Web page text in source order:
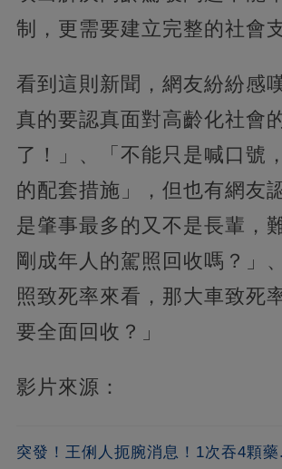
制，更需要建立完整的社會
看到這則新聞，網友紛紛感
真的要認真面對高齡化社會
了！」、「不能只是喊口號
的配套措施」，但也有網友
是肇事最多的又不是長輩，
剛成年人的駕照回收嗎？」
照致死率來看，那大車致死
要全面回收？」
影片來源：
突發！王俐人扼腕消息！1次吞4顆